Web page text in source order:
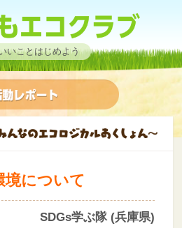
いことはじめよう
境について
SDGs学ぶ隊 (兵庫県)